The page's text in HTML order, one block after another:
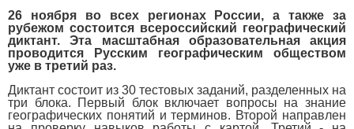
26 ноября во всех регионах России, а также за
рубежом состоится всероссийский географический
диктант. Эта масштабная образовательная акция
проводится Русским географическим обществом
уже в третий раз.
Диктант состоит из 30 тестовых заданий, разделенных на
три блока. Первый блок включает вопросы на знание
географических понятий и терминов. Второй направлен